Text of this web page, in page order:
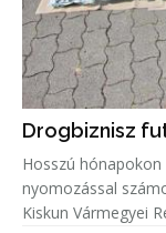
Drogbiznisz
Hosszú
nyomozással
Kiskun Vármegyei